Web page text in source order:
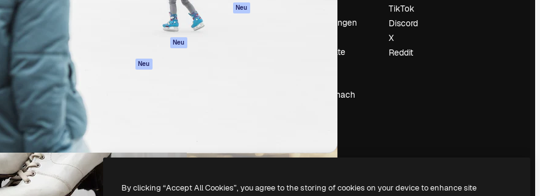
Stimmengenerator
Neu
Neu
Neu
Cookie-Richtlinie
Veranstaltungen
Deine Inhalte
Suchst du nach
TikTok
Discord
X
Reddit
2026 Freepik Company S.L.U.
By clicking “Accept All Cookies”, you agree to the storing of cookies on your device to enhance site